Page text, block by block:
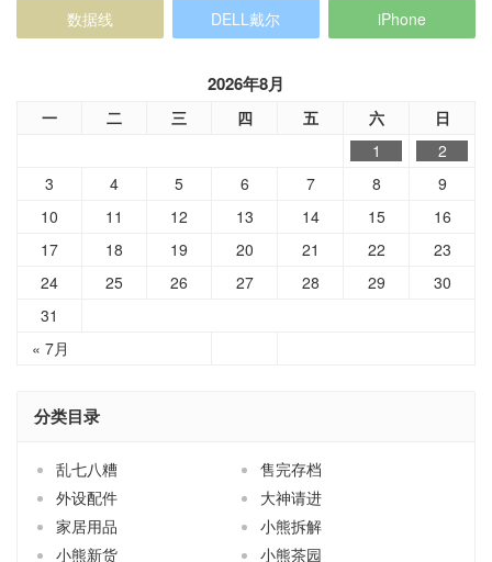
数据线 DELL戴尔 iPhone
2026年8月
一 二 三 四 五 六 日
« 7月
1
2
3
4 5 6 7 8
9
10
11 12 13 14 15
16
17
18 19 20 21 22
23
24
25 26 27 28 29
30
31
分类目录
乱七八糟
售完存档
外设配件
大神请进
家居用品
小熊拆解
小熊新货
小熊茶园